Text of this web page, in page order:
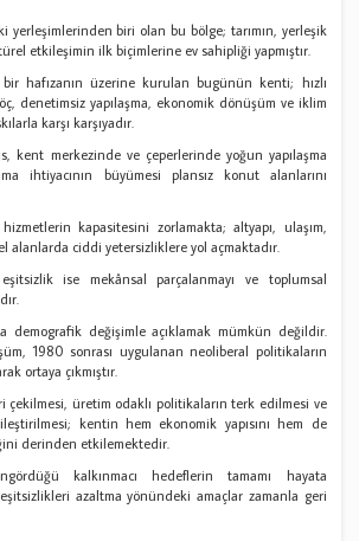
yerleşimlerinden biri olan bu bölge; tarımın, yerleşik
etkileşimin ilk biçimlerine ev sahipliği yapmıştır.
hafızanın üzerine kurulan bugünün kenti; hızlı
denetimsiz yapılaşma, ekonomik dönüşüm ve iklim
karşı karşıyadır.
kent merkezinde ve çeperlerinde yoğun yapılaşma
ihtiyacının büyümesi plansız konut alanlarını
kapasitesini zorlamakta; altyapı, ulaşım,
alanlarda ciddi yetersizliklere yol açmaktadır.
ise mekânsal parçalanmayı ve toplumsal
demografik değişimle açıklamak mümkün değildir.
1980 sonrası uygulanan neoliberal politikaların
ortaya çıkmıştır.
çekilmesi, üretim odaklı politikaların terk edilmesi ve
kentin hem ekonomik yapısını hem de
derinden etkilemektedir.
kalkınmacı hedeflerin tamamı hayata
azaltma yönündeki amaçlar zamanla geri